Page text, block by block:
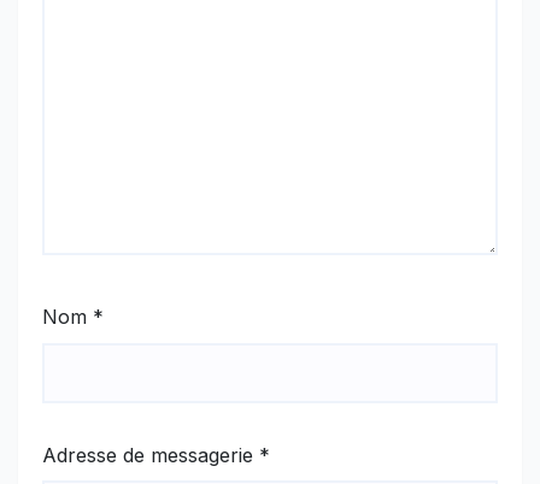
Nom *
Adresse de messagerie *